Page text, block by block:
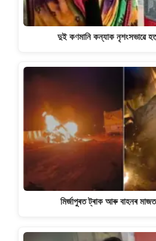
দুই কণমানি কন্যাক নৃশংসভাৱে
মিৰ্জাপুৰত ট্ৰাক আৰু বাহনৰ